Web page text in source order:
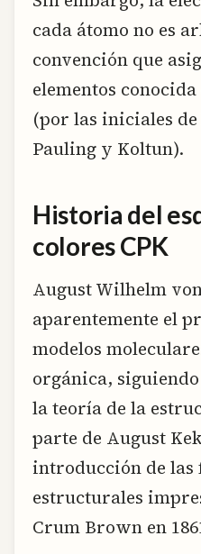
cada átomo no es
convención que
elementos
(por las iniciales
Pauling y Koltun).
Historia del
colores CPK
August Wilhelm
aparentemente el
modelos
orgánica,
la teoría de la
parte de August
introducción de las
estructurales
Crum Brown en